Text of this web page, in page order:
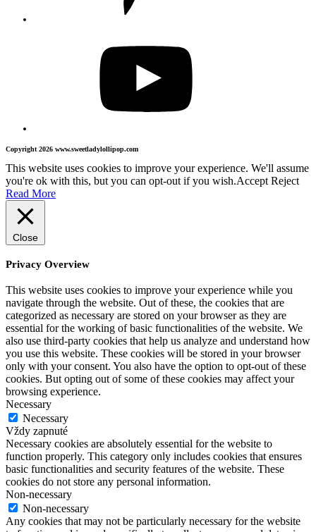
Copyright 2026 www.sweetladylollipop.com
This website uses cookies to improve your experience. We'll assume
you're ok with this, but you can opt-out if you wish.Accept Reject
Read More
Close
Privacy Overview
This website uses cookies to improve your experience while you
navigate through the website. Out of these, the cookies that are
categorized as necessary are stored on your browser as they are
essential for the working of basic functionalities of the website. We
also use third-party cookies that help us analyze and understand how
you use this website. These cookies will be stored in your browser
only with your consent. You also have the option to opt-out of these
cookies. But opting out of some of these cookies may affect your
browsing experience.
Necessary
Necessary
Vždy zapnuté
Necessary cookies are absolutely essential for the website to
function properly. This category only includes cookies that ensures
basic functionalities and security features of the website. These
cookies do not store any personal information.
Non-necessary
Non-necessary
Any cookies that may not be particularly necessary for the website